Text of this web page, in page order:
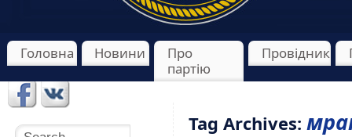
Головна Новини
Про
партію
Провідник
Tag Archives: